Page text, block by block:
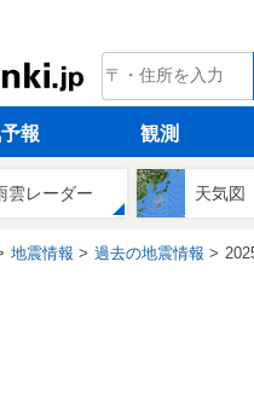
tenki.jp
報 観測
雲レーダー 天気図
地震情報 過去の地震情報